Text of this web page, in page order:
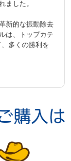
ました。
新的な振動除去
は、トップカテ
多くの勝利を